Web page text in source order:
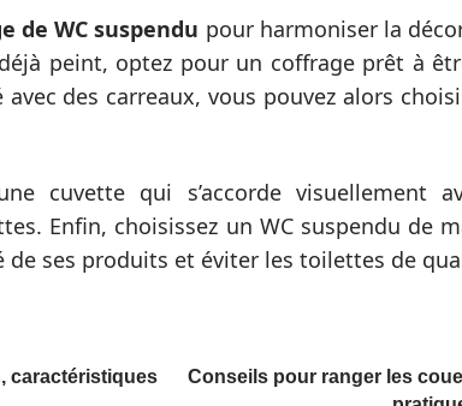
de WC suspendu pour harmoniser la
peint, optez pour un coffrage prêt à
des carreaux, vous pouvez alors
cuvette qui s’accorde visuellement
Enfin, choisissez un WC suspendu de
ses produits et éviter les toilettes de
caractéristiques
Conseils pour ranger les